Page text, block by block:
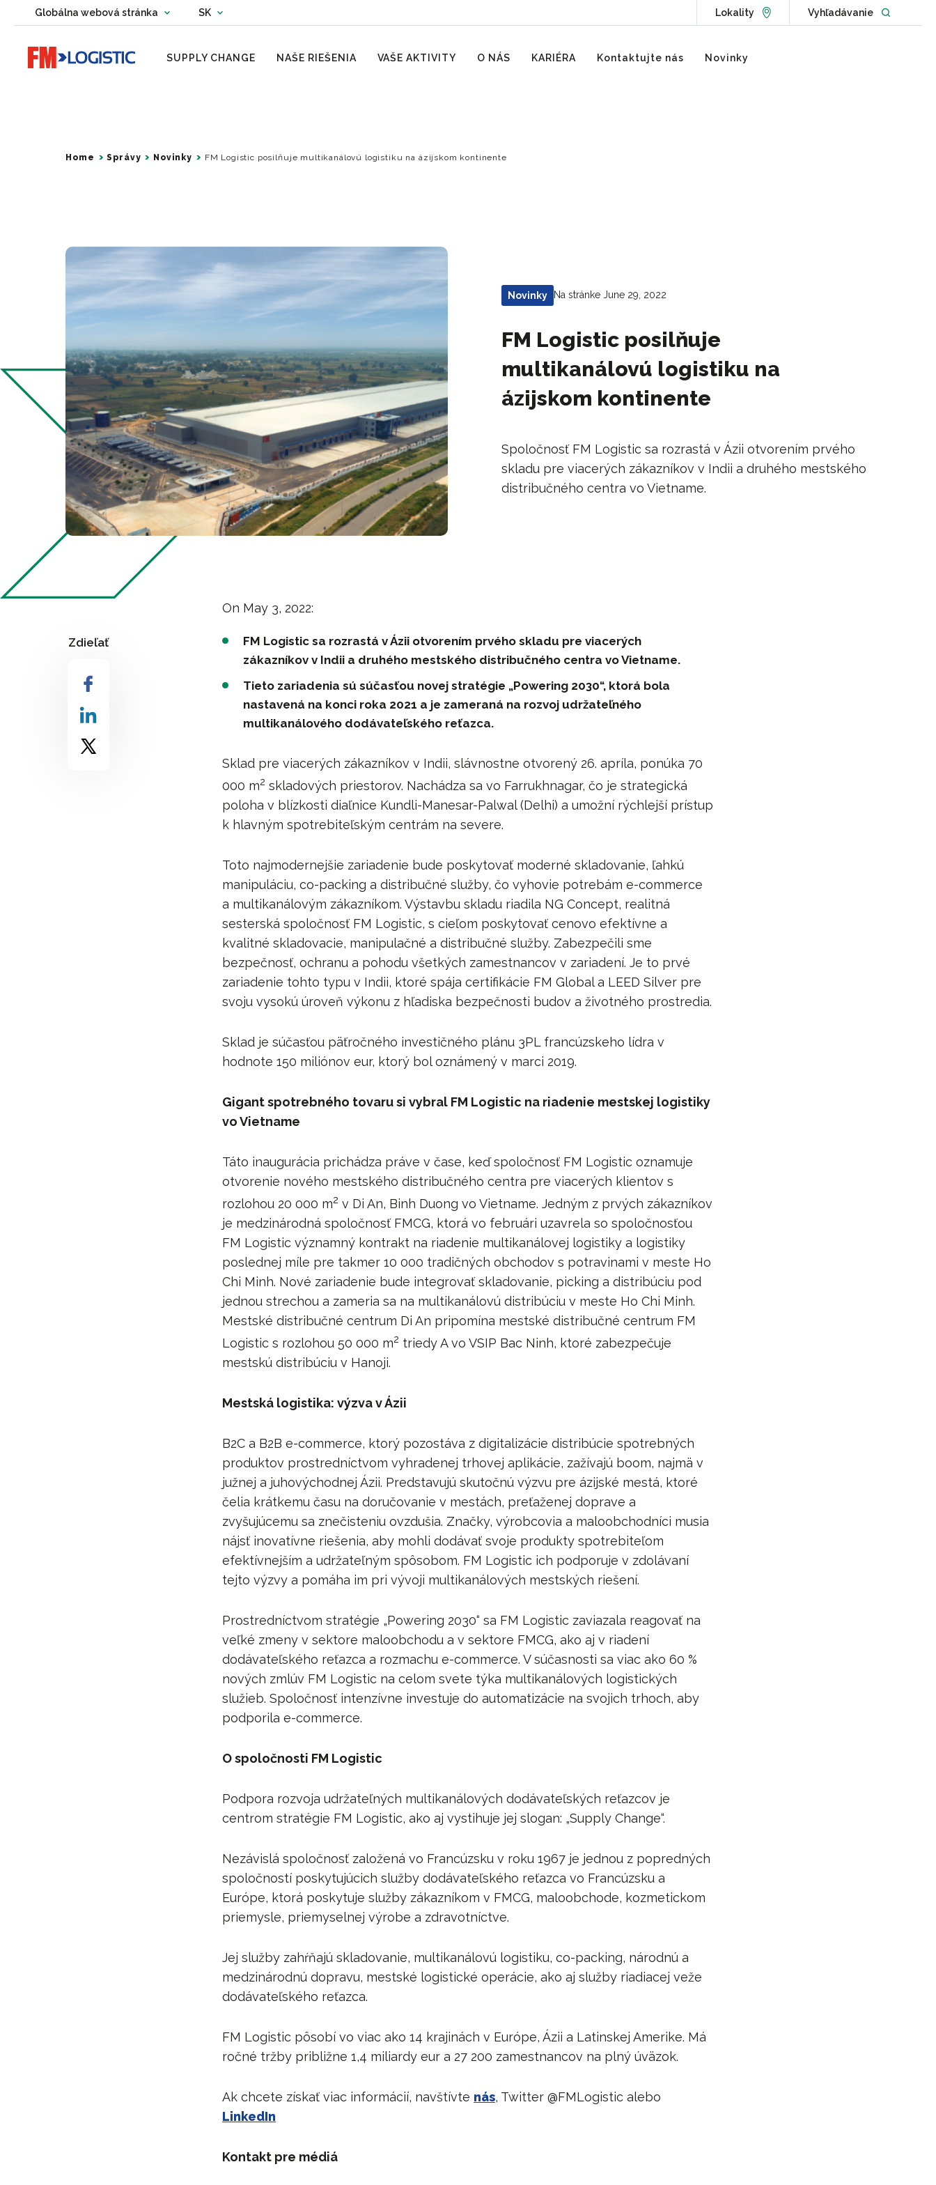
Globálna webová stránka Change country website
SK
Change language LokalityGo to Locations page
VyhľadávanieOpen
Go to home page
SUPPLY CHANGE NAŠE RIEŠENIA VAŠE AKTIVITY O NÁS KARIÉRA Kontaktujte nás Novinky
Home Správy Novinky FM Logistic posilňuje multikanálovú logistiku na ázijskom kontinente
Novinky Na stránke June 29, 2022
FM Logistic posilňuje
multikanálovú logistiku na
ázijskom kontinente
Spoločnosť FM Logistic sa rozrastá v Ázii otvorením prvého
skladu pre viacerých zákazníkov v Indii a druhého mestského
distribučného centra vo Vietname.
Zdieľať
On May 3, 2022:
FM Logistic sa rozrastá v Ázii otvorením prvého skladu pre viacerých
zákazníkov v Indii a druhého mestského distribučného centra vo Vietname.
Tieto zariadenia sú súčasťou novej stratégie „Powering 2030“, ktorá bola
nastavená na konci roka 2021 a je zameraná na rozvoj udržateľného
multikanálového dodávateľského reťazca.
Sklad pre viacerých zákazníkov v Indii, slávnostne otvorený 26. apríla, ponúka 70
000 m2 skladových priestorov. Nachádza sa vo Farrukhnagar, čo je strategická
poloha v blízkosti diaľnice Kundli-Manesar-Palwal (Delhi) a umožní rýchlejší prístup
k hlavným spotrebiteľským centrám na severe.
Toto najmodernejšie zariadenie bude poskytovať moderné skladovanie, ľahkú
manipuláciu, co-packing a distribučné služby, čo vyhovie potrebám e-commerce
a multikanálovým zákazníkom. Výstavbu skladu riadila NG Concept, realitná
sesterská spoločnosť FM Logistic, s cieľom poskytovať cenovo efektívne a
kvalitné skladovacie, manipulačné a distribučné služby. Zabezpečili sme
bezpečnosť, ochranu a pohodu všetkých zamestnancov v zariadení. Je to prvé
zariadenie tohto typu v Indii, ktoré spája certifikácie FM Global a LEED Silver pre
svoju vysokú úroveň výkonu z hľadiska bezpečnosti budov a životného prostredia.
Sklad je súčasťou päťročného investičného plánu 3PL francúzskeho lídra v
hodnote 150 miliónov eur, ktorý bol oznámený v marci 2019.
Gigant spotrebného tovaru si vybral FM Logistic na riadenie mestskej logistiky
vo Vietname
Táto inaugurácia prichádza práve v čase, keď spoločnosť FM Logistic oznamuje
otvorenie nového mestského distribučného centra pre viacerých klientov s
rozlohou 20 000 m2 v Di An, Binh Duong vo Vietname. Jedným z prvých zákazníkov
je medzinárodná spoločnosť FMCG, ktorá vo februári uzavrela so spoločnosťou
FM Logistic významný kontrakt na riadenie multikanálovej logistiky a logistiky
poslednej míle pre takmer 10 000 tradičných obchodov s potravinami v meste Ho
Chi Minh. Nové zariadenie bude integrovať skladovanie, picking a distribúciu pod
jednou strechou a zameria sa na multikanálovú distribúciu v meste Ho Chi Minh.
Mestské distribučné centrum Di An pripomína mestské distribučné centrum FM
Logistic s rozlohou 50 000 m2 triedy A vo VSIP Bac Ninh, ktoré zabezpečuje
mestskú distribúciu v Hanoji.
Mestská logistika: výzva v Ázii
B2C a B2B e-commerce, ktorý pozostáva z digitalizácie distribúcie spotrebných
produktov prostredníctvom vyhradenej trhovej aplikácie, zažívajú boom, najmä v
južnej a juhovýchodnej Ázii. Predstavujú skutočnú výzvu pre ázijské mestá, ktoré
čelia krátkemu času na doručovanie v mestách, preťaženej doprave a
zvyšujúcemu sa znečisteniu ovzdušia. Značky, výrobcovia a maloobchodníci musia
nájsť inovatívne riešenia, aby mohli dodávať svoje produkty spotrebiteľom
efektívnejším a udržateľným spôsobom. FM Logistic ich podporuje v zdolávaní
tejto výzvy a pomáha im pri vývoji multikanálových mestských riešení.
Prostredníctvom stratégie „Powering 2030“ sa FM Logistic zaviazala reagovať na
veľké zmeny v sektore maloobchodu a v sektore FMCG, ako aj v riadení
dodávateľského reťazca a rozmachu e-commerce. V súčasnosti sa viac ako 60 %
nových zmlúv FM Logistic na celom svete týka multikanálových logistických
služieb. Spoločnosť intenzívne investuje do automatizácie na svojich trhoch, aby
podporila e-commerce.
O spoločnosti FM Logistic
Podpora rozvoja udržateľných multikanálových dodávateľských reťazcov je
centrom stratégie FM Logistic, ako aj vystihuje jej slogan: „Supply Change“.
Nezávislá spoločnosť založená vo Francúzsku v roku 1967 je jednou z popredných
spoločností poskytujúcich služby dodávateľského reťazca vo Francúzsku a
Európe, ktorá poskytuje služby zákazníkom v FMCG, maloobchode, kozmetickom
priemysle, priemyselnej výrobe a zdravotníctve.
Jej služby zahŕňajú skladovanie, multikanálovú logistiku, co-packing, národnú a
medzinárodnú dopravu, mestské logistické operácie, ako aj služby riadiacej veže
dodávateľského reťazca.
FM Logistic pôsobí vo viac ako 14 krajinách v Európe, Ázii a Latinskej Amerike. Má
ročné tržby približne 1,4 miliardy eur a 27 200 zamestnancov na plný úväzok.
Ak chcete získať viac informácií, navštívte nás, Twitter @FMLogistic alebo
LinkedIn
Kontakt pre médiá